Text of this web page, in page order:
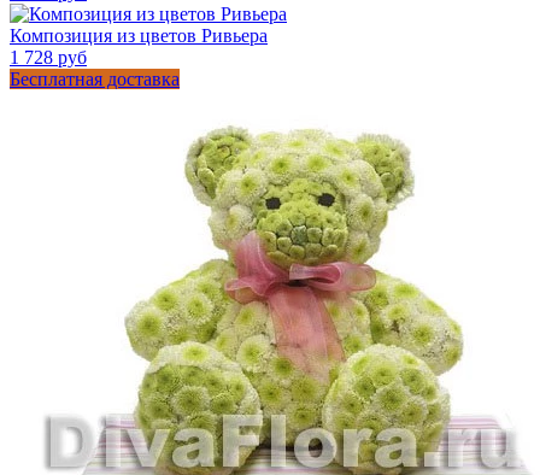
Композиция из цветов Ривьера
1 728 руб
Бесплатная доставка